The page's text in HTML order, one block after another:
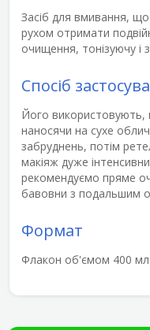
Засіб для вмивання,
рухом отримати
очищення, тонізуючу
Спосіб
Його використовують,
наносячи на сухе
забруднень, потім
макіяж дуже
рекомендуємо пряме
бавовни з подальшим
Формат
Флакон об'ємом 400 мл.